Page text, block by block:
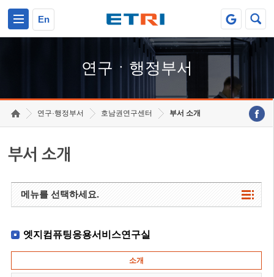
En
연구ㆍ행정부서
연구·행정부서 호남권연구센터 부서 소개
부서 소개
메뉴를 선택하세요.
엣지컴퓨팅응용서비스연구실
소개